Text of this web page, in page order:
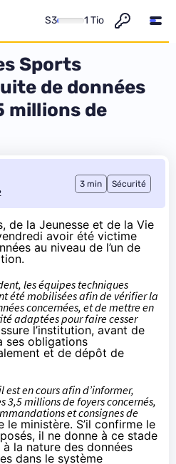
S3 1 Tio
Sports
de données
millions de
3 min Sécurité
de la Jeunesse et de la Vie
avoir été victime
au niveau de l’un de
les équipes techniques
été mobilisées afin de vérifier la
concernées, et de mettre en
adaptées pour faire cesser
l’institution, avant de
ses obligations
et de dépôt de
est en cours afin d’informer,
3,5 millions de foyers concernés,
et consignes de
le ministère. S’il confirme le
il ne donne à ce stade
la nature des données
dans le système